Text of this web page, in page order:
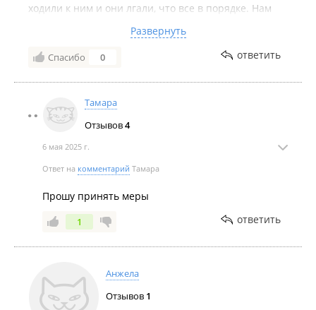
ходили к ним и они лгали, что все в порядке. Нам
грудным дитем на лечении. Ребенок глубоко не
доношенный. Лечит не на что, обобрала нас Д. до
Развернуть
Спасибо 0 ответить
Тамара
Отзывов4
6 мая 2025 г.
Ответ на комментарий Тамара
Прошу принять меры
1 ответить
Анжела
Отзывов 1